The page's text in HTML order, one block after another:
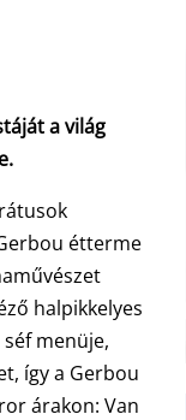
a világ
étterme
halpikkelyes
menüje,
így a Gerbou
árakon: Van